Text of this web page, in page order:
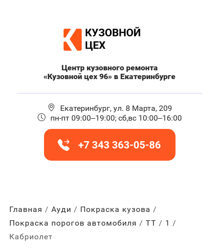
Центр кузовного ремонта
«Кузовной цех 96» в Екатеринбурге
Екатеринбург, ул. 8 Марта, 209
пн-пт 09:00–19:00; сб,вс 10:00–16:00
+7 343 363-05-86
Главная Ауди
Покраска кузова
Покраска порогов автомобиля
ТТ
1
Кабриолет